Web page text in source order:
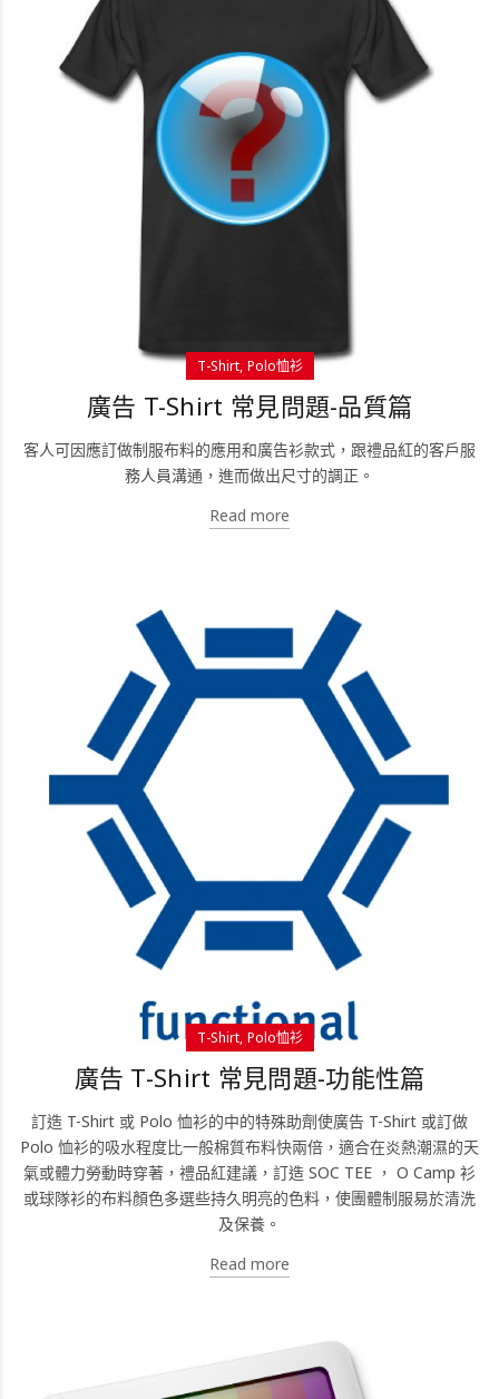
T-Shirt Polo恤衫
廣告 T-Shirt 常見問題-品質篇
客人可因應訂做制服布料的應用和廣告衫款式，跟禮品紅的客戶服
務人員溝通，進而做出尺寸的調正。
Read more
T-Shirt Polo恤衫
廣告 T-Shirt 常見問題-功能性篇
訂造 T-Shirt 或 Polo 恤衫的中的特殊助劑使廣告 T-Shirt 或訂做
Polo 恤衫的吸水程度比一般棉質布料快兩倍，適合在炎熱潮濕的天
氣或體力勞動時穿著，禮品紅建議，訂造 SOC TEE ， O Camp 衫
或球隊衫的布料顏色多選些持久明亮的色料，使團體制服易於清洗
及保養。
Read more